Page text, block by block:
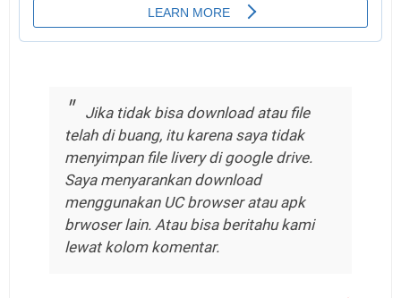
Jika tidak bisa download atau file
telah di buang, itu karena saya tidak
menyimpan file livery di google drive.
Saya menyarankan download
menggunakan UC browser atau apk
brwoser lain. Atau bisa beritahu kami
lewat kolom komentar.